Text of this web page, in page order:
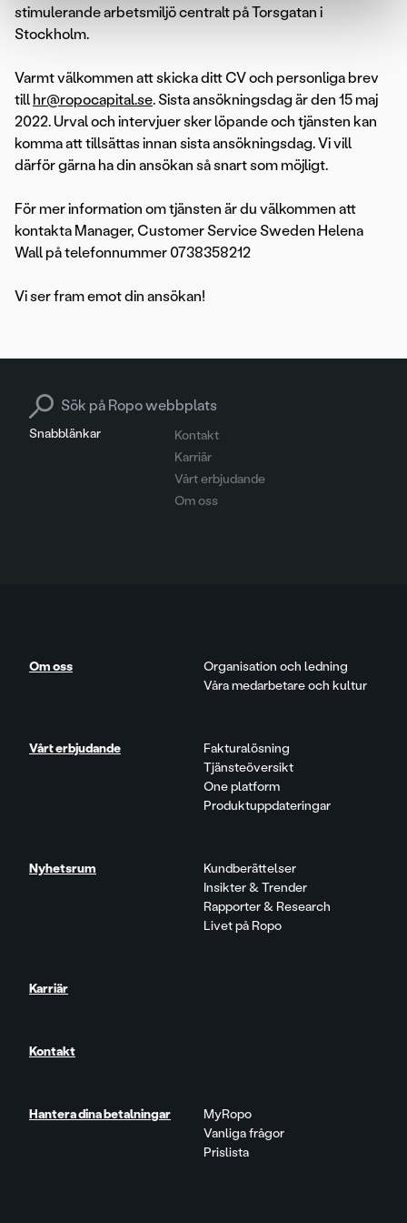
stimulerande arbetsmiljö centralt på Torsgatan i
Stockholm.
Varmt välkommen att skicka ditt CV och personliga brev
till hr@ropocapital.se. Sista ansökningsdag är den 15 maj
2022. Urval och intervjuer sker löpande och tjänsten kan
komma att tillsättas innan sista ansökningsdag. Vi vill
därför gärna ha din ansökan så snart som möjligt.
För mer information om tjänsten är du välkommen att
kontakta Manager, Customer Service Sweden Helena
Wall på telefonnummer 0738358212
Vi ser fram emot din ansökan!
Snabblänkar
Kontakt
Karriär
Vårt erbjudande
Om oss
Search for:
Om oss
Organisation och ledning
Våra medarbetare och kultur
Vårt erbjudande
Fakturalösning
Tjänsteöversikt
One platform
Produktuppdateringar
Nyhetsrum
Kundberättelser
Insikter & Trender
Rapporter & Research
Livet på Ropo
Karriär
Kontakt
Hantera dina betalningar
MyRopo
Vanliga frågor
Prislista